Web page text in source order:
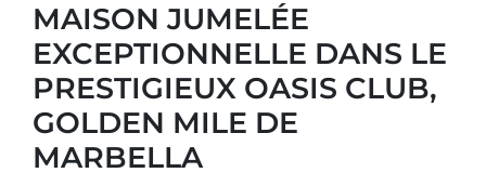
MAISON JUMELÉE
EXCEPTIONNELLE DANS LE
PRESTIGIEUX OASIS CLUB,
GOLDEN MILE DE
MARBELLA